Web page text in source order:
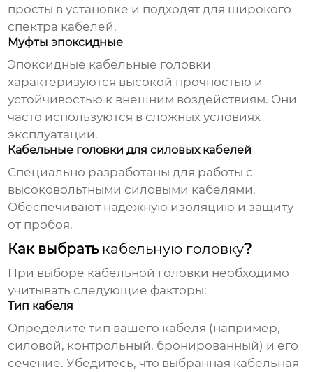
просты в установке и подходят для широкого
спектра кабелей.
Муфты эпоксидные
Эпоксидные кабельные головки
характеризуются высокой прочностью и
устойчивостью к внешним воздействиям. Они
часто используются в сложных условиях
эксплуатации.
Кабельные головки для силовых кабелей
Специально разработаны для работы с
высоковольтными силовыми кабелями.
Обеспечивают надежную изоляцию и защиту
от пробоя.
Как выбрать кабельную головку?
При выборе кабельной головки необходимо
учитывать следующие факторы:
Тип кабеля
Определите тип вашего кабеля (например,
силовой, контрольный, бронированный) и его
сечение. Убедитесь, что выбранная кабельная